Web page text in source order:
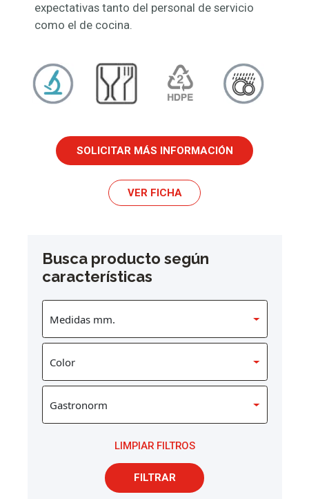
expectativas tanto del personal de servicio
como el de cocina.
SOLICITAR MÁS INFORMACIÓN
VER FICHA
Busca producto según
características
LIMPIAR FILTROS
FILTRAR